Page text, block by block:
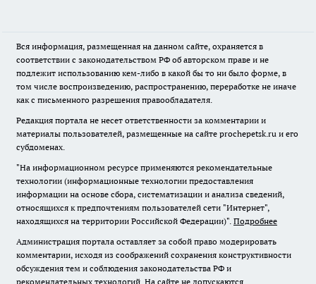
Вся информация, размещенная на данном сайте, охраняется в
соответствии с законодательством РФ об авторском праве и не
подлежит использованию кем-либо в какой бы то ни было форме, в
том числе воспроизведению, распространению, переработке не иначе
как с письменного разрешения правообладателя.
Редакция портала не несет ответственности за комментарии и
материалы пользователей, размещенные на сайте prochepetsk.ru и его
субдоменах.
"На информационном ресурсе применяются рекомендательные
технологии (информационные технологии предоставления
информации на основе сбора, систематизации и анализа сведений,
относящихся к предпочтениям пользователей сети "Интернет",
находящихся на территории Российской Федерации)". Подробнее
Администрация портала оставляет за собой право модерировать
комментарии, исходя из соображений сохранения конструктивности
обсуждения тем и соблюдения законодательства РФ и
рекомендательных технологий. На сайте не допускаются